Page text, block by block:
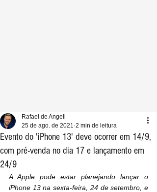
Evento do 'iPhone 13' deve ocorrer em 14/9,
com pré-venda no dia 17 e lançamento em
24/9
Rafael de Angeli
25 de ago. de 2021 2 min de leitura
A Apple pode estar planejando lançar o
iPhone 13 na sexta-feira, 24 de setembro, e